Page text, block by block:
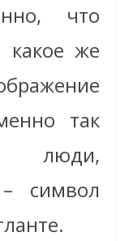
что
какое же
так
люди,
символ